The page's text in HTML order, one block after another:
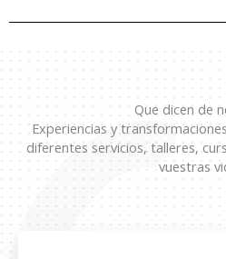
Que dicen de
Experiencias y
diferentes servicios, talleres,
vuestras